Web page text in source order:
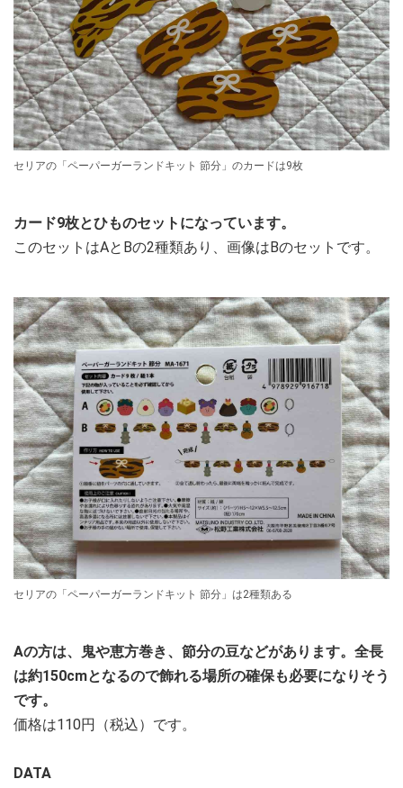
セリアの「ペーパーガーランドキット 節分」のカードは9枚
カード9枚とひものセットになっています。
このセットはAとBの2種類あり、画像はBのセットです。
セリアの「ペーパーガーランドキット 節分」は2種類ある
Aの方は、鬼や恵方巻き、節分の豆などがあります。全長
は約150cmとなるので飾れる場所の確保も必要になりそう
です。
価格は110円（税込）です。
DATA